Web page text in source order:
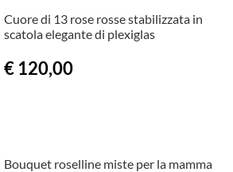
Cuore di 13 rose rosse stabilizzata in
scatola elegante di plexiglas
€ 120,00
Bouquet roselline miste per la mamma